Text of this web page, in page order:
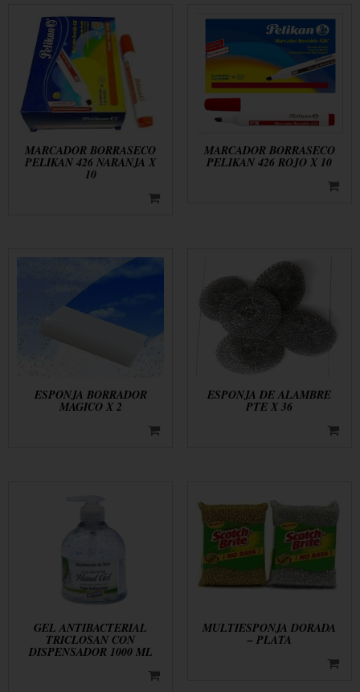
MARCADOR BORRASECO
PELIKAN 426 NARANJA X
10
MARCADOR BORRASECO
PELIKAN 426 ROJO X 10
ESPONJA BORRADOR
MAGICO X 2
ESPONJA DE ALAMBRE
PTE X 36
GEL ANTIBACTERIAL
TRICLOSAN CON
DISPENSADOR 1000 ML
MULTIESPONJA DORADA
– PLATA